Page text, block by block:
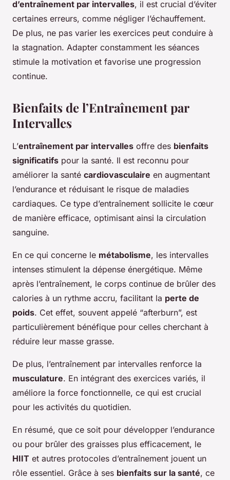
d’entraînement par intervalles, il est crucial d’éviter
certaines erreurs, comme négliger l’échauffement.
De plus, ne pas varier les exercices peut conduire à
la stagnation. Adapter constamment les séances
stimule la motivation et favorise une progression
continue.
Bienfaits de l’Entraînement par
Intervalles
L’entraînement par intervalles offre des bienfaits
significatifs pour la santé. Il est reconnu pour
améliorer la santé cardiovasculaire en augmentant
l’endurance et réduisant le risque de maladies
cardiaques. Ce type d’entraînement sollicite le cœur
de manière efficace, optimisant ainsi la circulation
sanguine.
En ce qui concerne le métabolisme, les intervalles
intenses stimulent la dépense énergétique. Même
après l’entraînement, le corps continue de brûler des
calories à un rythme accru, facilitant la perte de
poids. Cet effet, souvent appelé “afterburn”, est
particulièrement bénéfique pour celles cherchant à
réduire leur masse grasse.
De plus, l’entraînement par intervalles renforce la
musculature. En intégrant des exercices variés, il
améliore la force fonctionnelle, ce qui est crucial
pour les activités du quotidien.
En résumé, que ce soit pour développer l’endurance
ou pour brûler des graisses plus efficacement, le
HIIT et autres protocoles d’entraînement jouent un
rôle essentiel. Grâce à ses bienfaits sur la santé, ce